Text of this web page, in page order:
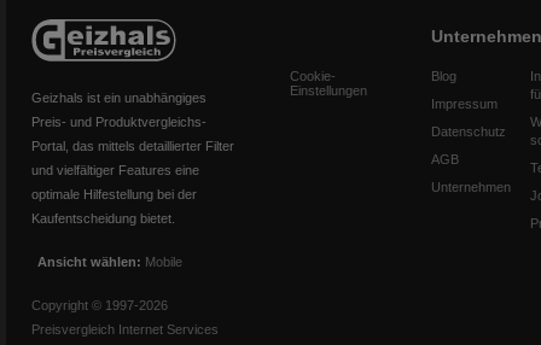
Geizhals ist ein unabhängiges
Preis- und Produktvergleichs-
Portal, das mittels detaillierter Filter
und vielfältiger Features eine
optimale Hilfestellung bei der
Kaufentscheidung bietet.
Ansicht wählen: Mobile
Copyright © 1997-2026
Preisvergleich Internet Services
Cookie-
Einstellungen
Unternehmen
Blog
Impressum
Datenschutz
AGB
Unternehmen